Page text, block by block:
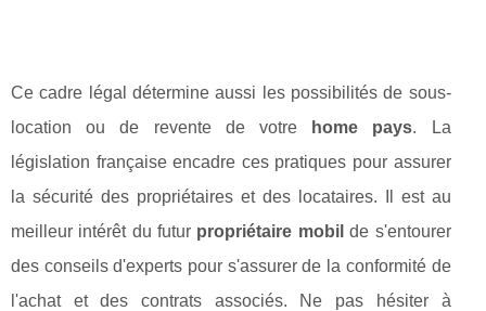
Ce cadre légal détermine aussi les possibilités de sous-
location ou de revente de votre
home pays. La
législation française encadre ces pratiques pour assurer
la sécurité des propriétaires et des locataires. Il est au
meilleur intérêt du futur propriétaire mobil de s'entourer
des conseils d'experts pour s'assurer de la conformité de
l'achat et des contrats associés. Ne pas hésiter à